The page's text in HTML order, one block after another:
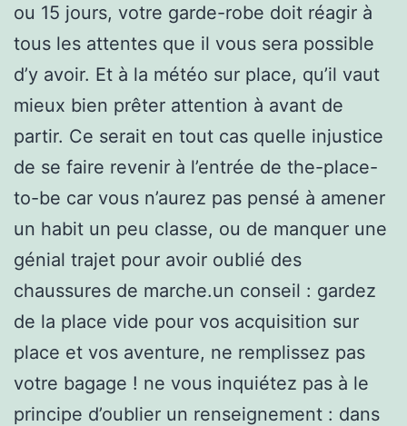
ou 15 jours, votre garde-robe doit réagir à
tous les attentes que il vous sera possible
d’y avoir. Et à la météo sur place, qu’il vaut
mieux bien prêter attention à avant de
partir. Ce serait en tout cas quelle injustice
de se faire revenir à l’entrée de the-place-
to-be car vous n’aurez pas pensé à amener
un habit un peu classe, ou de manquer une
génial trajet pour avoir oublié des
chaussures de marche.un conseil : gardez
de la place vide pour vos acquisition sur
place et vos aventure, ne remplissez pas
votre bagage ! ne vous inquiétez pas à le
principe d’oublier un renseignement : dans